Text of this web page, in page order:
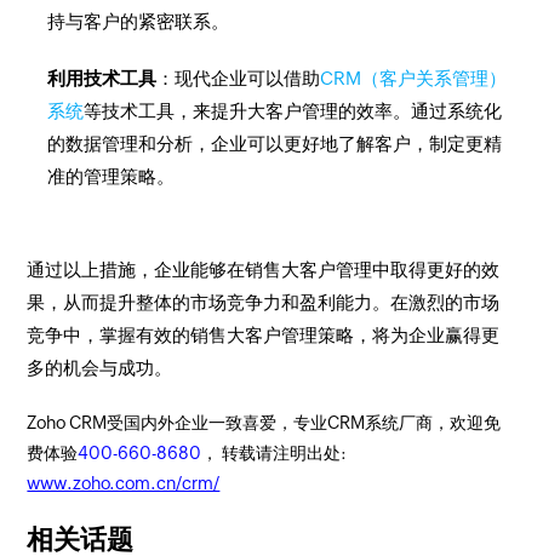
持与客户的紧密联系。
利用技术工具 ：现代企业可以借助CRM（客户关系管理）
系统等技术工具，来提升大客户管理的效率。通过系统化
的数据管理和分析，企业可以更好地了解客户，制定更精
准的管理策略。
通过以上措施，企业能够在销售大客户管理中取得更好的效
果，从而提升整体的市场竞争力和盈利能力。在激烈的市场
竞争中，掌握有效的销售大客户管理策略，将为企业赢得更
多的机会与成功。
Zoho CRM受国内外企业一致喜爱，专业CRM系统厂商，欢迎免
费体验400-660-8680 ， 转载请注明出处:
www.zoho.com.cn/crm/
相关话题